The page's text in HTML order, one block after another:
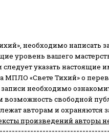
необходимо
уровень вашего
указать настоящие
МПЛО «Свете Тихий» о
необходимо
возможность свободной
авторам и охраняются
произведений авторы